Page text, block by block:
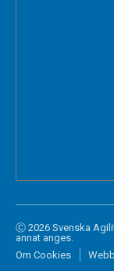
Ⓒ 2026 Svenska
annat anges.
Om Cookies